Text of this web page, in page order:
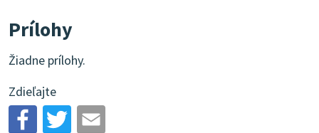
Prílohy
Žiadne prílohy.
Zdieľajte